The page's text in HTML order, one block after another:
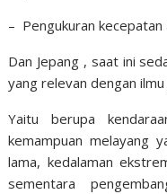
– Pengukuran kecepatan
Dan Jepang , saat ini
yang relevan dengan
Yaitu berupa
kemampuan melayang
lama, kedalaman
sementara